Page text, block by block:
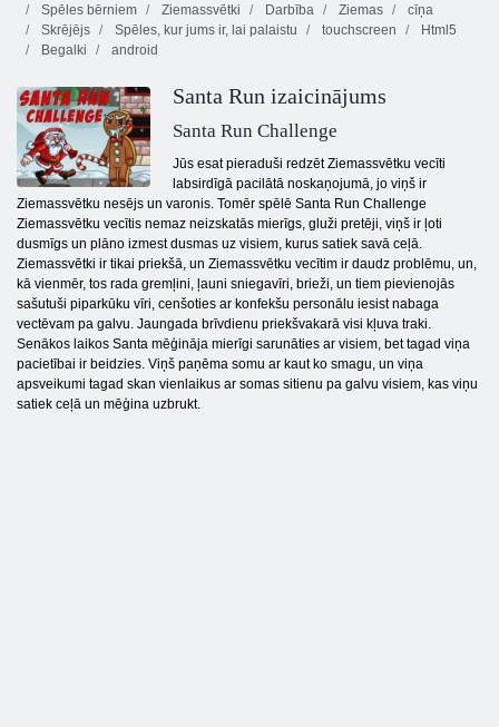
Spēles bērniem
Ziemassvētki Darbība Ziemas
cīņa
Skrējējs
Spēles, kur jums ir, lai palaistu touchscreen
Html5
Begalki
android
Santa Run izaicinājums
Santa Run Challenge
Jūs esat pieraduši redzēt Ziemassvētku vecīti
labsirdīgā pacilātā noskaņojumā, jo viņš ir
Ziemassvētku nesējs un varonis. Tomēr spēlē Santa Run Challenge
Ziemassvētku vecītis nemaz neizskatās mierīgs, gluži pretēji, viņš ir ļoti
dusmīgs un plāno izmest dusmas uz visiem, kurus satiek savā ceļā.
Ziemassvētki ir tikai priekšā, un Ziemassvētku vecītim ir daudz problēmu, un,
kā vienmēr, tos rada gremļini, ļauni sniegavīri, brieži, un tiem pievienojās
sašutuši piparkūku vīri, cenšoties ar konfekšu personālu iesist nabaga
vectēvam pa galvu. Jaungada brīvdienu priekšvakarā visi kļuva traki.
Senākos laikos Santa mēģināja mierīgi sarunāties ar visiem, bet tagad viņa
pacietībai ir beidzies. Viņš paņēma somu ar kaut ko smagu, un viņa
apsveikumi tagad skan vienlaikus ar somas sitienu pa galvu visiem, kas viņu
satiek ceļā un mēģina uzbrukt.